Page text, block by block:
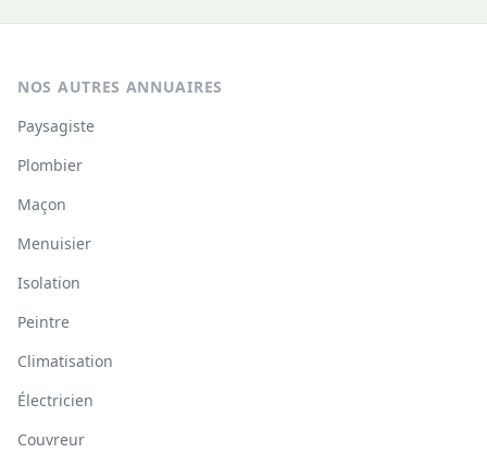
NOS AUTRES ANNUAIRES
Paysagiste
Plombier
Maçon
Menuisier
Isolation
Peintre
Climatisation
Électricien
Couvreur